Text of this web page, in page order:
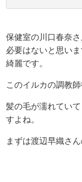
保健室の川口春奈
必要はないと思い
綺麗です。
このイルカの調教
髪の毛が濡れてい
すよね。
まずは渡辺早織さ